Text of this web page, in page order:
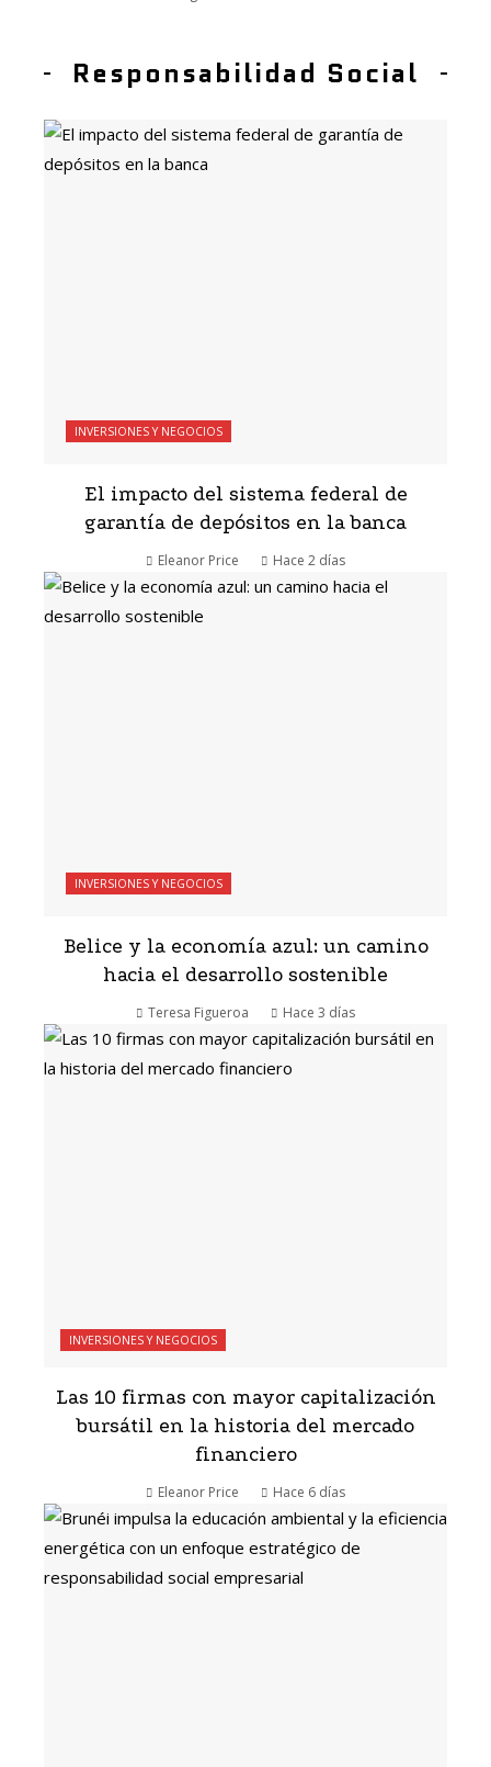
Responsabilidad Social
INVERSIONES Y NEGOCIOS
El impacto del sistema federal de
garantía de depósitos en la banca
Eleanor Price Hace 2 días
INVERSIONES Y NEGOCIOS
Belice y la economía azul: un camino
hacia el desarrollo sostenible
Teresa Figueroa Hace 3 días
INVERSIONES Y NEGOCIOS
Las 10 firmas con mayor capitalización
bursátil en la historia del mercado
financiero
Eleanor Price Hace 6 días